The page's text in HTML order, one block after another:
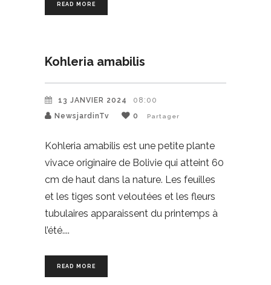
READ MORE
Kohleria amabilis
13 JANVIER 2024
08:00
NewsjardinTv
0 Partager
Kohleria amabilis est une petite plante
vivace originaire de Bolivie qui atteint 60
cm de haut dans la nature. Les feuilles
et les tiges sont veloutées et les fleurs
tubulaires apparaissent du printemps à
l’été.
READ MORE